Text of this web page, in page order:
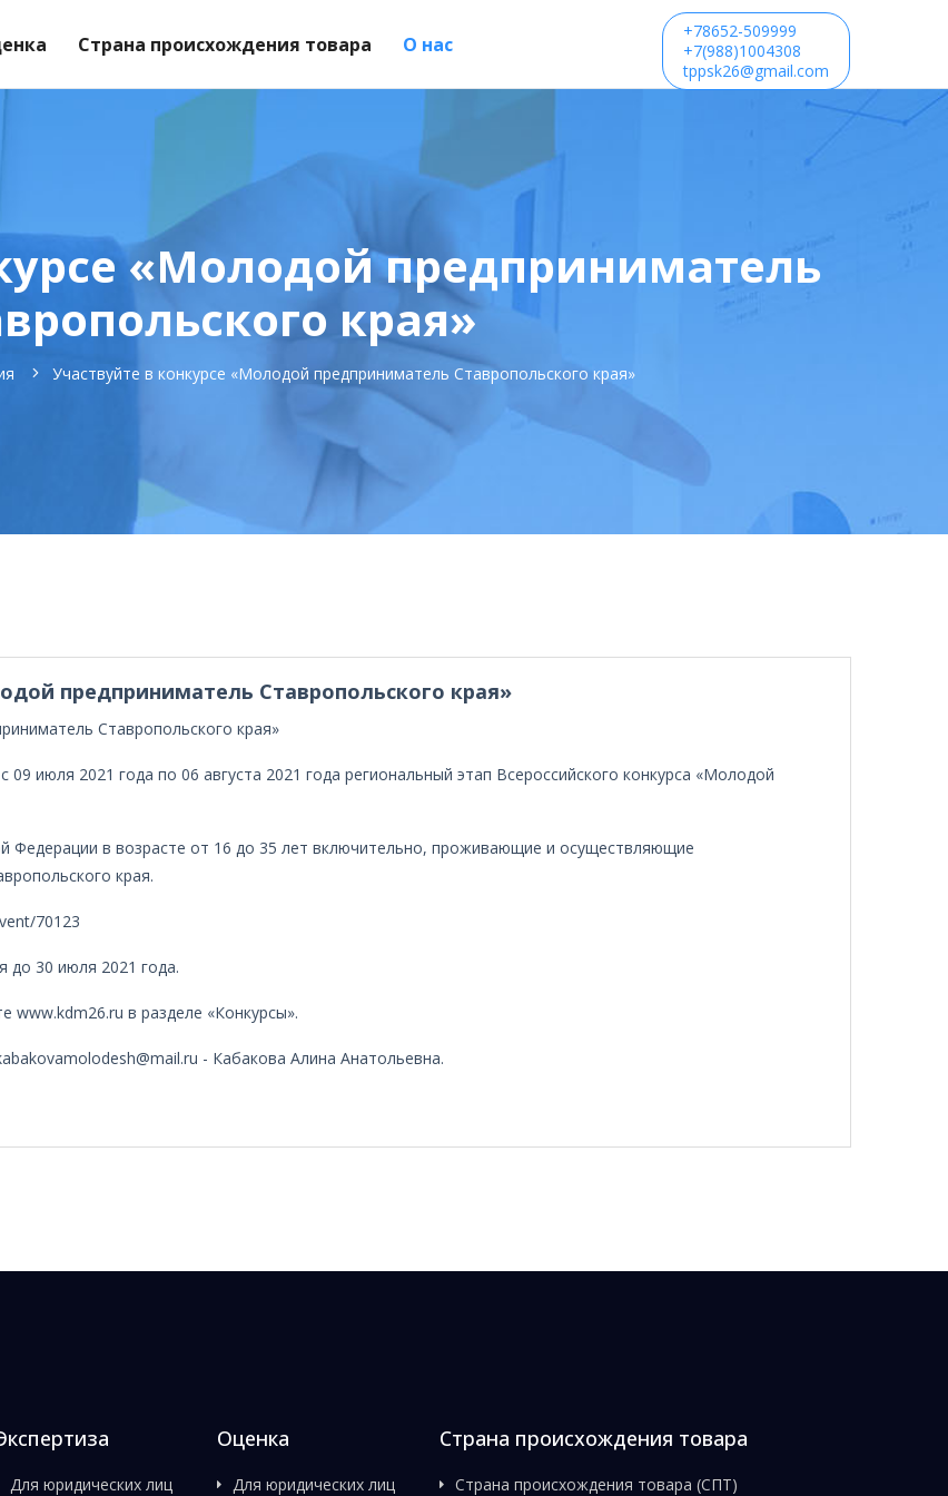
Страна происхождения товара О нас
+78652-509999
+7(988)1004308
tppsk26@gmail.com
«Молодой предприниматель
края»
Участвуйте в конкурсе «Молодой предприниматель Ставропольского края»
предприниматель Ставропольского края»
Ставропольского края»
июля 2021 года по 06 августа 2021 года региональный этап Всероссийского конкурса «Молодой
Федерации в возрасте от 16 до 35 лет включительно, проживающие и осуществляющие
края.
70123
до 30 июля 2021 года.
в разделе «Конкурсы».
- Кабакова Алина Анатольевна.
Для юридических лиц
Оценка
Для юридических лиц
Страна происхождения товара
Страна происхождения товара (СПТ)